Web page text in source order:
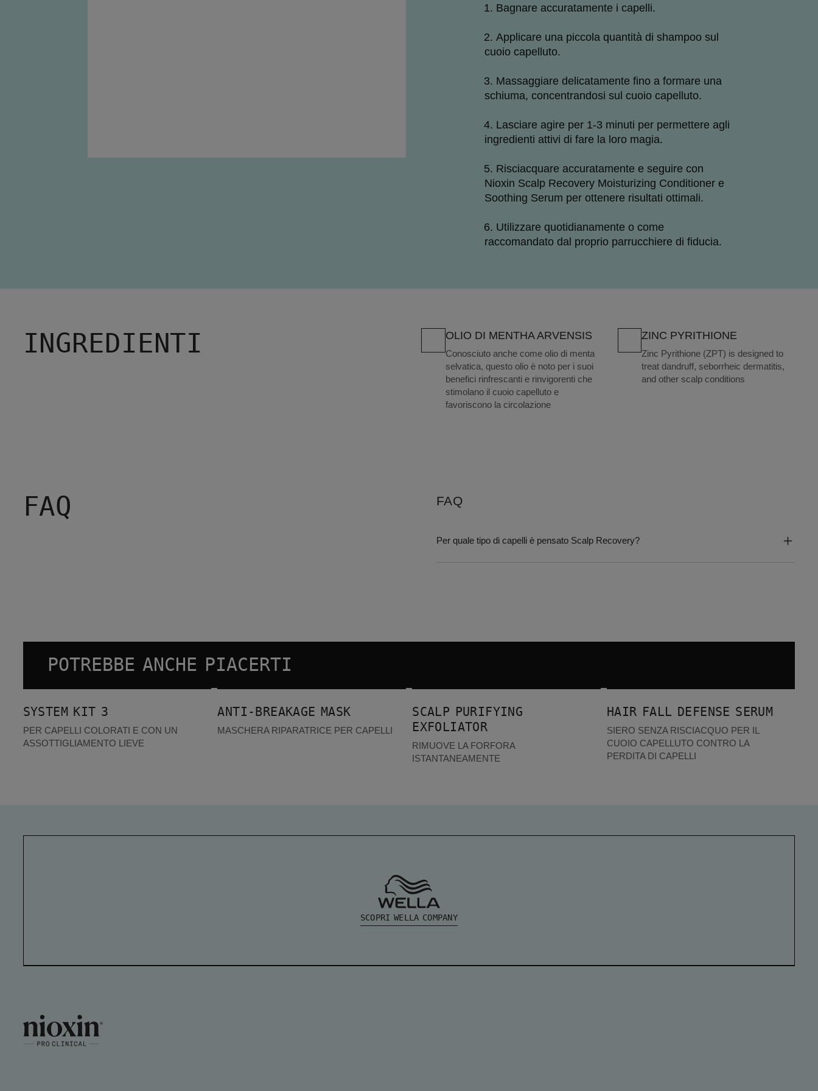
Bagnare accuratamente i capelli.
Applicare una piccola quantità di shampoo sul
cuoio capelluto.
Massaggiare delicatamente fino a formare una
schiuma, concentrandosi sul cuoio capelluto.
Lasciare agire per 1-3 minuti per permettere agli
ingredienti attivi di fare la loro magia.
Risciacquare accuratamente e seguire con
Nioxin Scalp Recovery Moisturizing Conditioner e
Soothing Serum per ottenere risultati ottimali.
Utilizzare quotidianamente o come
raccomandato dal proprio parrucchiere di fiducia.
INGREDIENTI OLIO DI MENTHA ARVENSIS
Conosciuto anche come olio di menta
selvatica, questo olio è noto per i suoi
benefici rinfrescanti e rinvigorenti che
stimolano il cuoio capelluto e
favoriscono la circolazione
ZINC PYRITHIONE
Zinc Pyrithione (ZPT) is designed to
treat dandruff, seborrheic dermatitis,
and other scalp conditions
FAQ FAQ
Per quale tipo di capelli è pensato Scalp Recovery?
POTREBBE ANCHE PIACERTI
System Kit 3
I PIÙ VENDUTI
SYSTEM KIT 3
PER CAPELLI COLORATI E CON UN
ASSOTTIGLIAMENTO LIEVE
Anti-Breakage Mask
ANTI-BREAKAGE MASK
MASCHERA RIPARATRICE PER CAPELLI
Scalp Purifying Exfoliator
SCALP PURIFYING
EXFOLIATOR
RIMUOVE LA FORFORA
ISTANTANEAMENTE
Hair Fall Defense Serum
I PIÙ VENDUTI
HAIR FALL DEFENSE SERUM
SIERO SENZA RISCIACQUO PER IL
CUOIO CAPELLUTO CONTRO LA
PERDITA DI CAPELLI
SCOPRI WELLA COMPANY